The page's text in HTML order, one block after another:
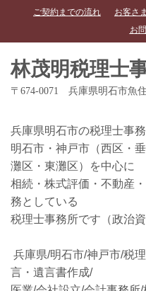
ご契約までの流れ
お客さ
お
林茂明税理士
〒674-0071 兵庫県明石市魚
兵庫県明石市の税理士事
明石市・神戸市（西区・
灘区・東灘区）を中心に
相続・株式評価・不動産
務としている
税理士事務所です（政治
兵庫県/明石市/神戸市/税
言・遺言書作成/